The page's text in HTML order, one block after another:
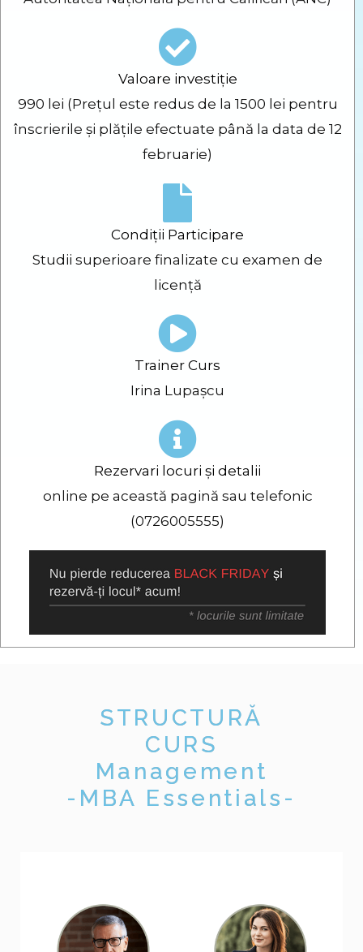
Valoare investiție
990 lei (Prețul este redus de la 1500 lei pentru
înscrierile și plățile efectuate până la data de 12
februarie)
Condiții Participare
Studii superioare finalizate cu examen de
licență
Trainer Curs
Irina Lupașcu
Rezervari locuri și detalii
online pe această pagină sau telefonic
(0726005555)
STRUCTURĂ
CURS
Management
-MBA Essentials-